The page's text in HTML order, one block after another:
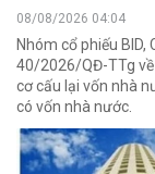
08/08/2026 04:04
Nhóm cổ phiếu
40/2026/QĐ-TTg về
cơ cấu lại vốn nhà
có vốn nhà nước.